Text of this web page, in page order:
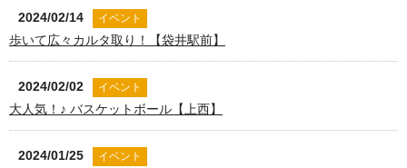
2024/02/14 イベント
歩いて広々カルタ取り！【袋井駅前】
2024/02/02 イベント
大人気！♪ バスケットボール【上西】
2024/01/25 イベント